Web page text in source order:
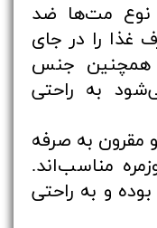
نوع مت‌ها ضد
غذا را در جای
همچنین جنس
به راحتی
به صرفه
مناسب‌اند.
و به راحتی